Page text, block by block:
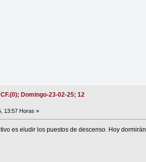
Domingo-23-02-25; 12
13:57 Horas »
es eludir los puestos de descenso. Hoy